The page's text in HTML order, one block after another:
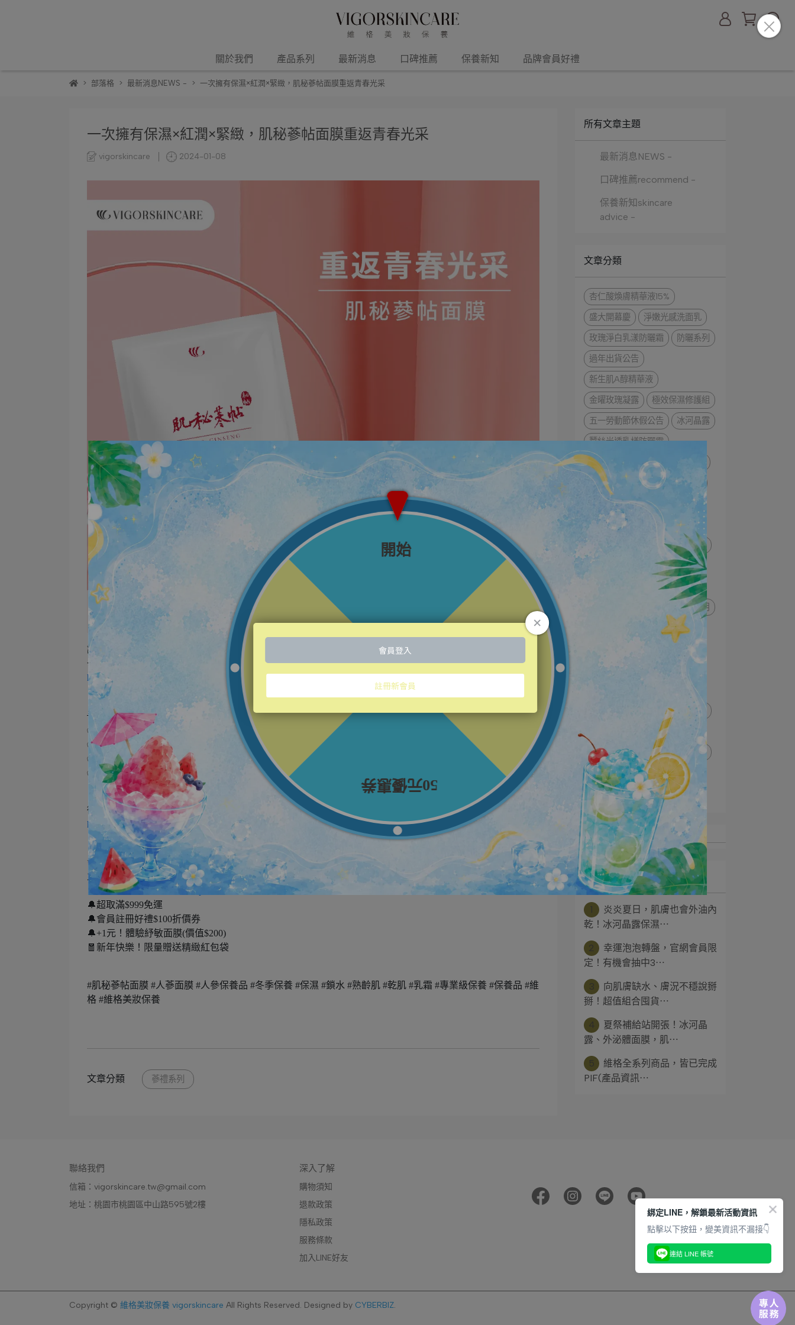
關於我們 產品系列 最新消息 口碑推薦 保養新知 品牌會員好禮
部落格 最新消息NEWS - 一次擁有保濕×紅潤×緊緻，肌秘蔘帖面膜重返青春光采
一次擁有保濕×紅潤×緊緻，肌秘蔘帖面膜重返青春光采
vigorskincare 2024-01-08
讓小編好好照顧妳的肌膚！
一次擁有❤️保濕×紅潤×緊緻❤️
https://www.vigorskincare.com.tw/collections/royal
🌟珍貴賦脂型態 #用敷的精華液
✅對抗肌膚老化
✅三大奢華御用成分：#人蔘、#靈芝、#當歸
✅重返青春光采，肌膚紅潤透亮
✅人蔘香氛，舒緩壓力
御齡煥新的肌秘➡️
https://www.vigorskincare.com.tw/collections/royal
✨結合醫美市場與皮膚科專業經驗，投入研發高效能保養品，傾聽肌膚最根本的訴求✨
立即逛逛▶https://www.vigorskincare.com.tw/
🔥LINE好友優惠搶先報https://reurl.cc/DoVdvR
🔔超取滿$999免運
🔔會員註冊好禮$100折價券
🔔+1元！體驗紓敏面膜(價值$200)
🧧新年快樂！限量贈送精緻紅包袋
#肌秘蔘帖面膜 #人蔘面膜 #人參保養品 #冬季保養 #保濕 #鎖水 #熟齡肌 #乾肌 #乳霜 #專業級保養 #保養品 #維
格 #維格美妝保養
文章分類 蔘禮系列
所有文章主題
最新消息NEWS -
口碑推薦recommend -
保養新知skincare
advice -
文章分類
杏仁酸煥膚精華液15%
盛大開幕慶
淨嫩光感洗面乳
玫瑰淨白乳漾防曬霜
防曬系列
過年出貨公告
新生肌A醇精華液
金曜玫瑰凝露
極效保濕修護組
五一勞動節休假公告
冰河晶露
蠶絲光透乳樣防曬霜
喚妍皺效精華＋極效保濕修護組
肌秘蔘帖面膜+極效保濕修護組
清明連假 出貨公告
小資淨膚拋光保濕組
夏日保養
油肌
保濕
術後保養可用
出貨公告
冬日療癒之境
蔘禮系列
特殊美容後
舒緩
聖誕月
外泌體面膜
外泌體
母親節
保養品組合
保養品優惠
抗老
最新文章
炎炎夏日，肌膚也會外油內
乾！冰河晶露保濕⋯
幸運泡泡轉盤，官網會員限
定！有機會抽中3⋯
向肌膚缺水、膚況不穩說掰
掰！超值組合囤貨⋯
夏祭補給站開張！冰河晶
露、外泌體面膜，肌⋯
維格全系列商品，皆已完成
PIF(產品資訊⋯
聯絡我們
信箱：vigorskincare.tw@gmail.com
地址：桃園市桃園區中山路595號2樓
深入了解
購物須知
退款政策
隱私政策
服務條款
加入LINE好友
Copyright © 維格美妝保養 vigorskincare All Rights Reserved. Designed by CYBERBIZ.
綁定LINE，解鎖最新活動資訊
點擊以下按鈕，變美資訊不漏接👇
連結 LINE 帳號